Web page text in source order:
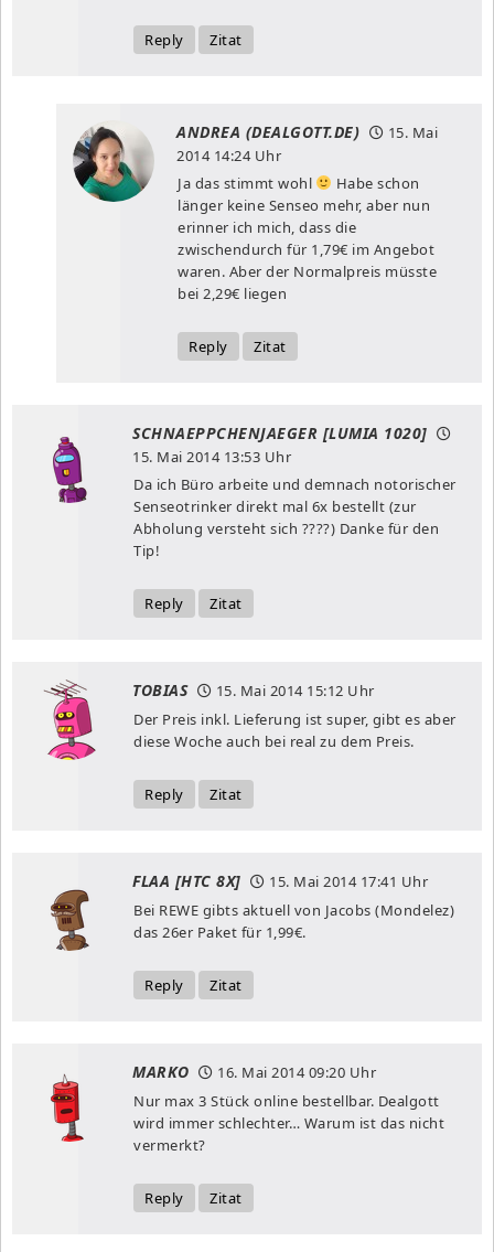
Reply Zitat
ANDREA (DEALGOTT.DE)
15. Mai
201414:24 Uhr
Ja das stimmt wohl
Habe schon
länger keine Senseo mehr, aber nun
erinner ich mich, dass die
zwischendurch für 1,79€ im Angebot
waren. Aber der Normalpreis müsste
bei 2,29€ liegen
Reply Zitat
SCHNAEPPCHENJAEGER [LUMIA 1020]
15. Mai 201413:53 Uhr
Da ich Büro arbeite und demnach notorischer
Senseotrinker direkt mal 6x bestellt (zur
Abholung versteht sich ????) Danke für den
Tip!
Reply Zitat
TOBIAS 15. Mai 201415:12 Uhr
Der Preis inkl. Lieferung ist super, gibt es aber
diese Woche auch bei real zu dem Preis.
Reply Zitat
FLAA [HTC 8X] 15. Mai 201417:41 Uhr
Bei REWE gibts aktuell von Jacobs (Mondelez)
das 26er Paket für 1,99€.
Reply Zitat
MARKO 16. Mai 201409:20 Uhr
Nur max 3 Stück online bestellbar. Dealgott
wird immer schlechter… Warum ist das nicht
vermerkt?
Reply Zitat